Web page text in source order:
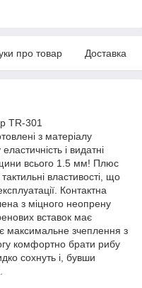
про товар Доставка
TR-301
з матеріалу
і видатні
всього 1.5 мм! Плюс
властивості, що
Контактна
з міцного неопрену
вставок має
максимальне зчеплення з
комфортно брати рибу
сохнуть і, бувши